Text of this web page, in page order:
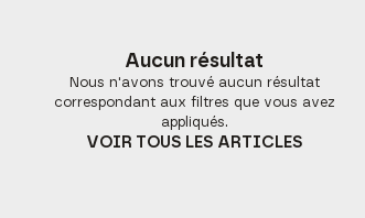
Aucun résultat
Nous n'avons trouvé aucun résultat
correspondant aux filtres que vous avez
appliqués.
VOIR TOUS LES ARTICLES